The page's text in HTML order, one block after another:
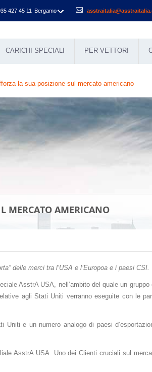
427 45 11 Bergamo
CARICHI SPECIALI PER VETTORI
la sua posizione sul mercato americano
MERCATO AMERICANO
delle merci tra l’USA e l’Europoa e i paesi CSI.
AsstrA USA, nell’ambito del quale un
agli Stati Uniti verranno eseguite con le
e un numero analogo di paesi
AsstrA USA. Uno dei Сlienti cruciali sul